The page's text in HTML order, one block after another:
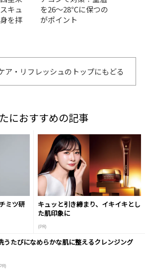
キュ
を拝
を26～28℃に保つの
がポイント
ア・リフレッシュのトップにもどる
におすすめの記事
ミツ研
キュッと引き締まり、イキイキとし
た肌印象に
(PR)
うたびになめらかな肌に整えるクレンジング